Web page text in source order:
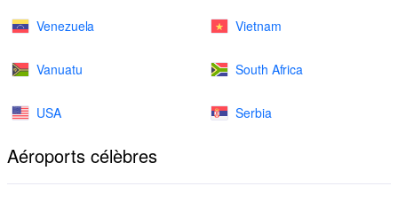
Venezuela Vietnam
Vanuatu South Africa
USA Serbia
Aéroports célèbres